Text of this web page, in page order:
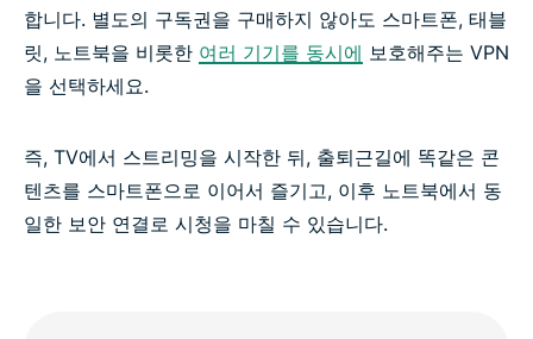
합니다. 별도의 구독권을 구매하지 않아도 스마트폰, 태블
릿, 노트북을 비롯한 여러 기기를 동시에 보호해주는 VPN
을 선택하세요.
즉, TV에서 스트리밍을 시작한 뒤, 출퇴근길에 똑같은 콘
텐츠를 스마트폰으로 이어서 즐기고, 이후 노트북에서 동
일한 보안 연결로 시청을 마칠 수 있습니다.